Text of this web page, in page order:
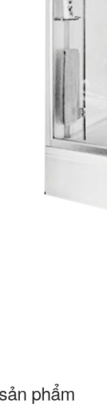
phẩm